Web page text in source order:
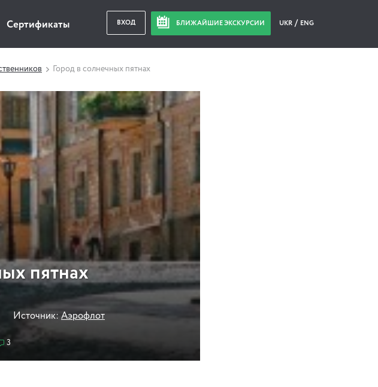
Сертификаты ВХОД БЛИЖАЙШИЕ ЭКСКУРСИИ UKR ENG
Город в солнечных пятнах
пятнах
Источник: Аэрофлот
3